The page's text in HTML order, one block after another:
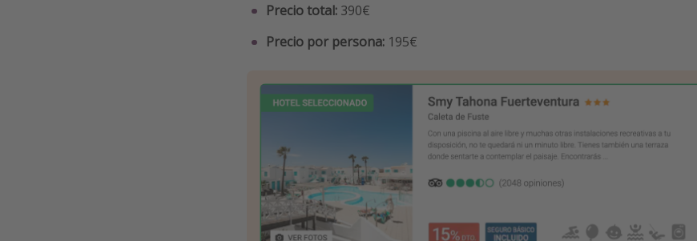
Precio total: 390€
Precio por persona: 195€